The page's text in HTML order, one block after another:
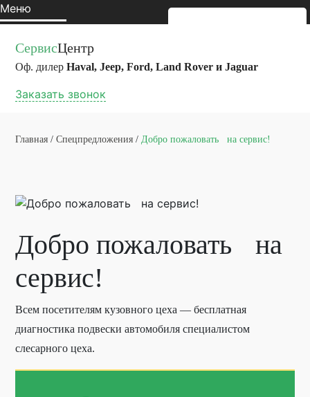
Меню
СервисЦентр
Оф. дилер Haval, Jeep, Ford, Land Rover и Jaguar
Заказать звонок
Главная / Спецпредложения / Добро пожаловать на сервис!
Добро пожаловать на
сервис!
Всем посетителям кузовного цеха — бесплатная
диагностика подвески автомобиля специалистом
слесарного цеха.